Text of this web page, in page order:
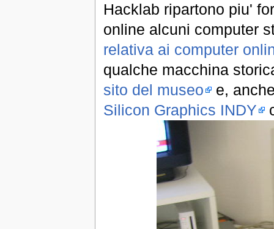
Hacklab ripartono piu'
online alcuni computer
relativa ai computer
qualche macchina
sito del museo e,
Silicon Graphics INDY